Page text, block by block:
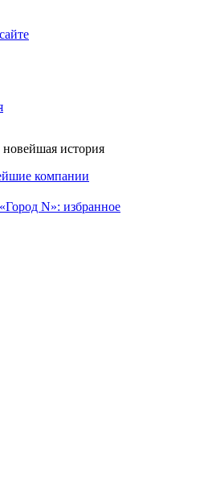
новейшая история
компании
«Город N»: избранное